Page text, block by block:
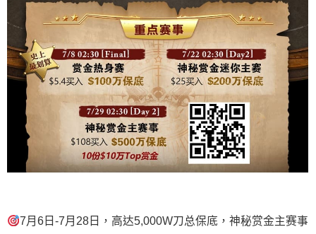
7月6日-7月28日，高达5,000W刀总保底，神秘赏金主赛事